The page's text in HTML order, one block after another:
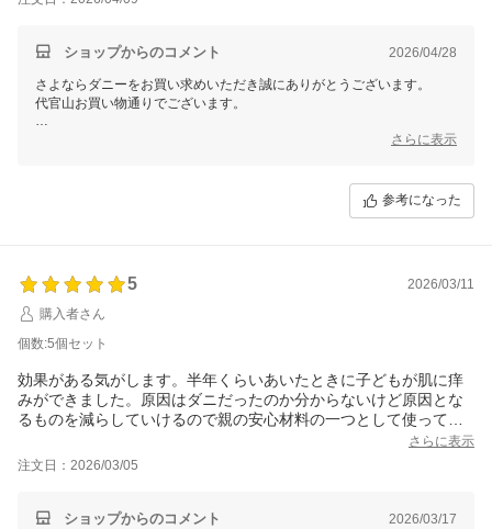
ショップからのコメント 2026/04/28
さよならダニーをお買い求めいただき誠にありがとうございます。
代官山お買い物通りでございます。
リピーターのお客様として毎年お求めいただけるのは、大変光栄です。
さらに表示
参考になった
5
2026/03/11
購入者さん
個数:5個セット
効果がある気がします。半年くらいあいたときに子どもが肌に痒
みができました。原因はダニだったのか分からないけど原因とな
るものを減らしていけるので親の安心材料の一つとして使ってい
さらに表示
注文日：2026/03/05
ショップからのコメント 2026/03/17